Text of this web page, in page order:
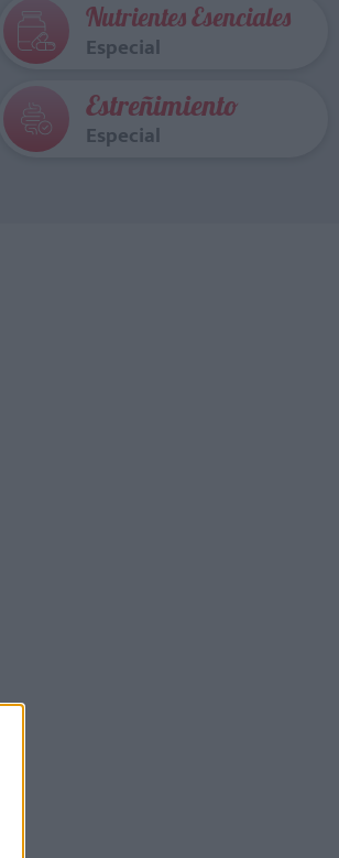
Nutrientes Esenciales
Especial
Estreñimiento
Especial